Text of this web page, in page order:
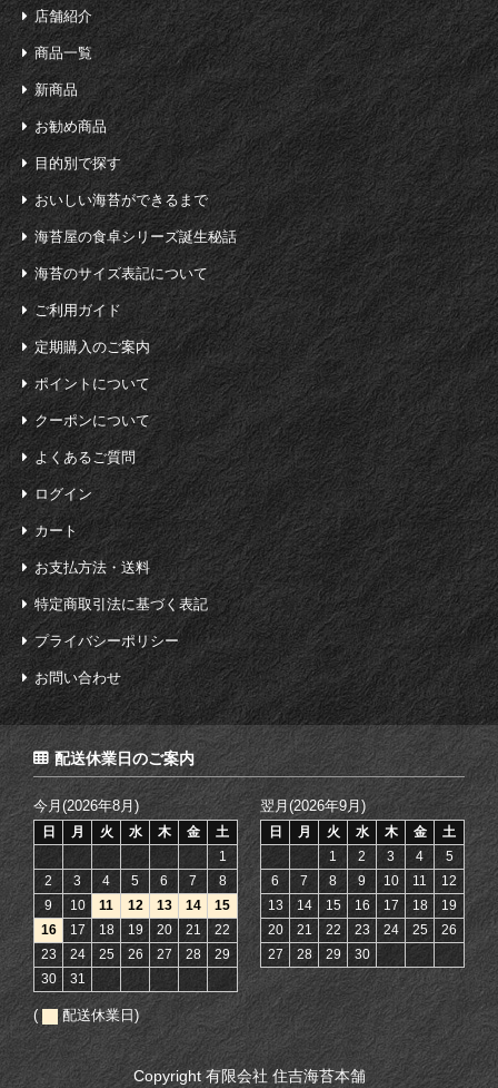
店舗紹介
商品一覧
新商品
お勧め商品
目的別で探す
おいしい海苔ができるまで
海苔屋の食卓シリーズ誕生秘話
海苔のサイズ表記について
ご利用ガイド
定期購入のご案内
ポイントについて
クーポンについて
よくあるご質問
ログイン
カート
お支払方法・送料
特定商取引法に基づく表記
プライバシーポリシー
お問い合わせ
配送休業日のご案内
今月(2026年8月)
日 月 火 水 木 金
土
1
2
3 4 5 6 7
8
9
10 11 12 13 14
15
16
17 18 19 20 21
22
23
24 25 26 27 28
29
30
31
翌月(2026年9月)
日 月 火 水 木 金
土
1
2 3 4
5
6
7 8 9 10 11
12
13
14 15 16 17 18
19
20
21 22 23 24 25
26
27
28 29 30
( 配送休業日)
Copyright 有限会社 住吉海苔本舗